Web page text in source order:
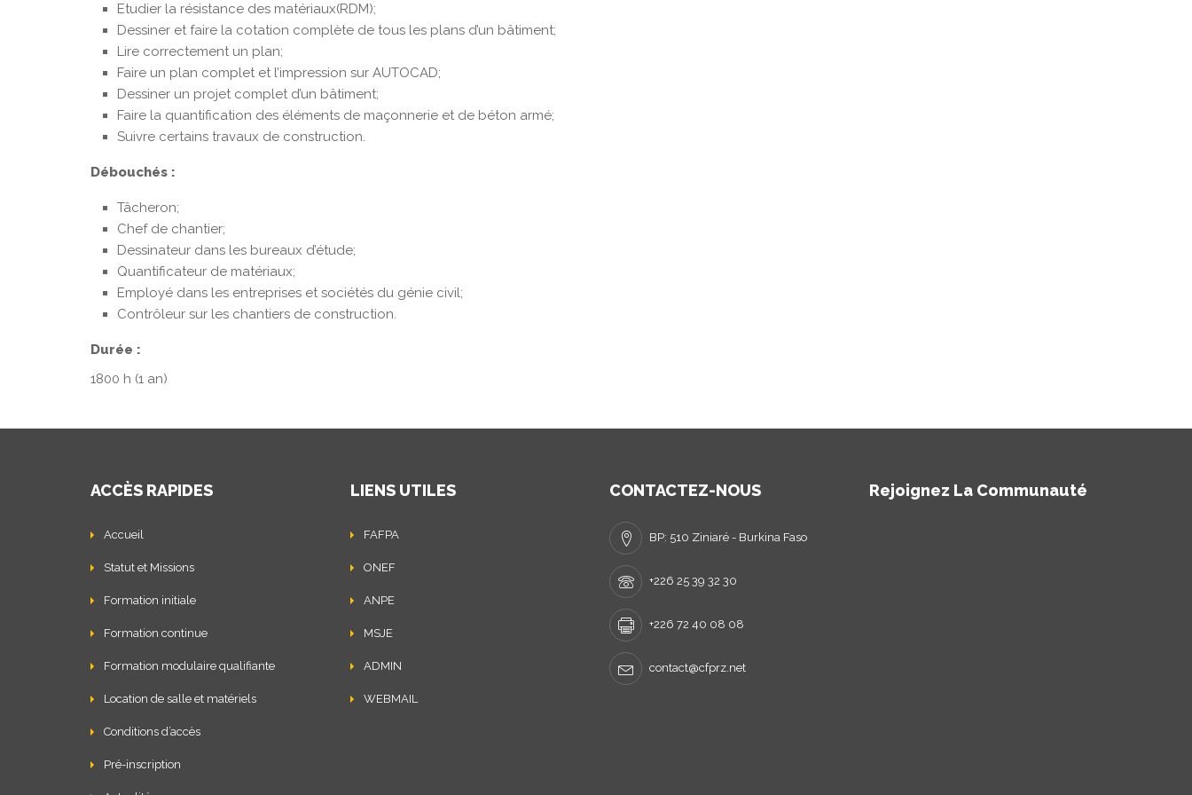
Etudier la résistance des matériaux(RDM);
Dessiner et faire la cotation complète de tous les plans d’un bâtiment;
Lire correctement un plan;
Faire un plan complet et l’impression sur AUTOCAD;
Dessiner un projet complet d’un bâtiment;
Faire la quantification des éléments de maçonnerie et de béton armé;
Suivre certains travaux de construction.
Débouchés :
Tâcheron;
Chef de chantier;
Dessinateur dans les bureaux d’étude;
Quantificateur de matériaux;
Employé dans les entreprises et sociétés du génie civil;
Contrôleur sur les chantiers de construction.
Durée :
1800 h (1 an)
ACCÈS RAPIDES
Accueil
Statut et Missions
Formation initiale
Formation continue
Formation modulaire qualifiante
Location de salle et matériels
Conditions d’accès
Pré-inscription
LIENS UTILES
FAFPA
ONEF
ANPE
MSJE
ADMIN
WEBMAIL
CONTACTEZ-NOUS
BP: 510 Ziniaré - Burkina Faso
+226 25 39 32 30
+226 72 40 08 08
contact@cfprz.net
Rejoignez La Communauté